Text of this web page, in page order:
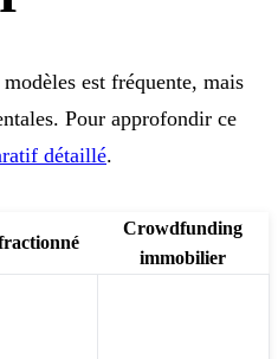
est fréquente, mais
Pour approfondir ce
détaillé.
Crowdfunding
immobilier